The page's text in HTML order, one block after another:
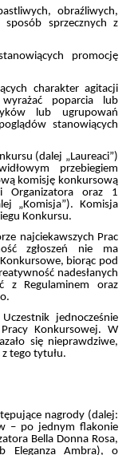
obraźliwych,
sprzecznych z
promocję
charakter agitacji
poparcia lub
lub ugrupowań
stanowiących
(dalej „Laureaci”)
przebiegiem
komisję konkursową
Organizatora oraz 1
„Komisja”). Komisja
Konkursu.
najciekawszych Prac
zgłoszeń nie ma
biorąc pod
nadesłanych
z Regulaminem oraz
jednocześnie
Konkursowej. W
się nieprawdziwe,
tego tytułu.
nagrody (dalej:
– po jednym flakonie
Bella Donna Rosa,
Eleganza Ambra), o